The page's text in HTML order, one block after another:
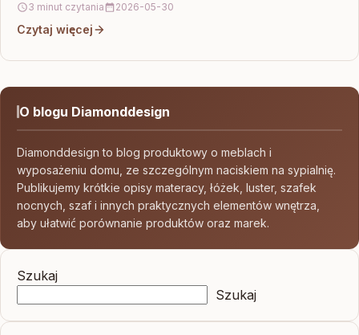
3 minut czytania 2026-05-30
Czytaj więcej
O blogu Diamonddesign
Diamonddesign to blog produktowy o meblach i
wyposażeniu domu, ze szczególnym naciskiem na sypialnię.
Publikujemy krótkie opisy materacy, łóżek, luster, szafek
nocnych, szaf i innych praktycznych elementów wnętrza,
aby ułatwić porównanie produktów oraz marek.
Szukaj
Szukaj